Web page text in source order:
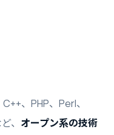
、PHP、Perl、
、 オープン系の技術